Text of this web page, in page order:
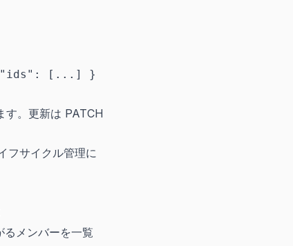
"ids": [...] }
。更新は PATCH
フサイクル管理に
るメンバーを一覧